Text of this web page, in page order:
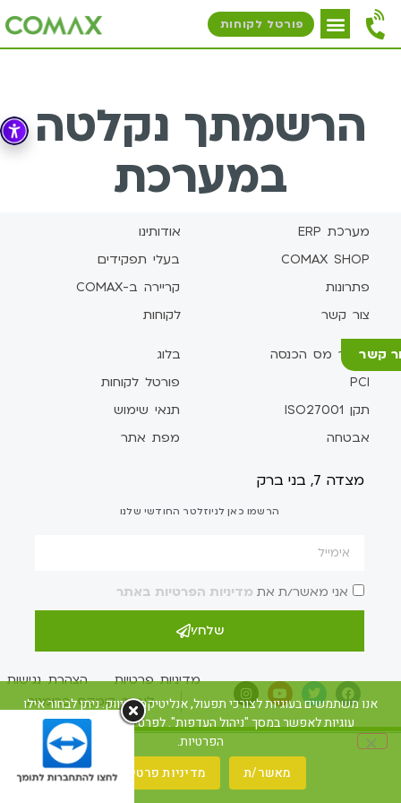
פורטל לקוחות
קשר
הרשמתך נקלטה
במערכת
מערכת ERP
COMAX SHOP
פתרונות
צור קשר
אודותינו
בעלי תפקידים
קריירה ב-COMAX
לקוחות
אישור מס הכנסה
PCI
תקן ISO27001
אבטחה
בלוג
פורטל לקוחות
תנאי שימוש
מפת אתר
מצדה 7, בני ברק
הרשמו כאן לניוזלטר החודשי שלנו
אני מאשר/ת את מדיניות הפרטיות באתר
שלח/י
מדיניות פרטיות
הצהרת נגישות
לאתר קומקס ברומנית
אנו משתמשים בעוגיות לצורכי תפעול, אנליטיקה ושיווק. ניתן לבחור אילו
עוגיות לאפשר במסך "ניהול העדפות". לפרטים ראו את מדיניות
הפרטיות.
מאשר/ת
מדיניות פרטיות